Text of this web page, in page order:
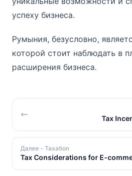
успеху бизнеса.
Румыния, безусловно,
которой стоит наблюдать в
расширения бизнеса.
Tax
Далее - Taxation
Tax Considerations for E-